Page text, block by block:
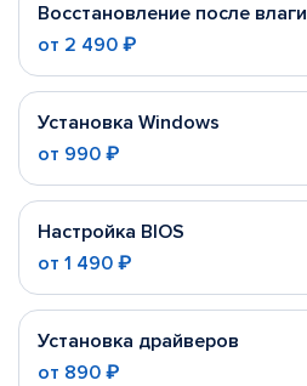
Восстановление после влаги
от 2 490 ₽
Установка Windows
от 990 ₽
Настройка BIOS
от 1 490 ₽
Установка драйверов
от 890 ₽